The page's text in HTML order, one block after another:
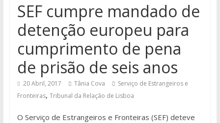
SEF cumpre mandado de
detenção europeu para
cumprimento de pena
de prisão de seis anos
20 Abril, 2017 Tânia Cova
Serviço de Estrangeiros e
Fronteiras, Tribunal da Relação de Lisboa
O Serviço de Estrangeiros e Fronteiras (SEF) deteve